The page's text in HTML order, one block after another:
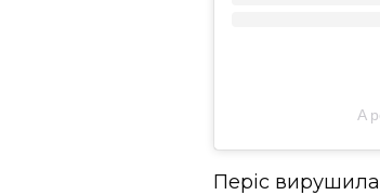
A
Періс вирушила